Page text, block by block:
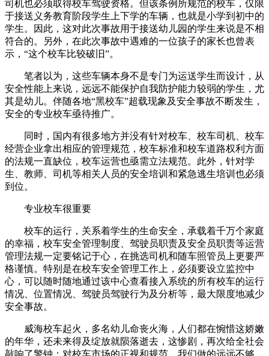
司机也必须取得校车驾驶资格。但该条例所规范的校车，仅限
于接送义务教育阶段学生上下学的车辆，也就是小学到初中的
学生。因此，这对此次事故用于接送幼儿园的学生来说是不相
符合的。另外，在此次事故中遇难的一位孩子的家长也曾表
示，“这个校车比较破旧”。
笔者以为，这些车辆本身不是专门为运送学生而设计，从
安全性能上来说，远远不能保护自我防护能力较弱的学生，尤
其是幼儿。伴随各地“黑校车”超载现象及安全事故不断发生，
安全的专业校车亟待推广。
同时，国内有很多地方并没有针对校车、校车司机、校车
经营企业拿出相应的管理规范，校车标准和校车道路权利方面
的法规一直缺位，校车运营也亟需立法规范。此外，针对学
生、教师、司机等相关人员的安全培训和紧急逃生培训也必须
到位。
专业校车很重要
校车的运行，关系着学生的生命安全，承载着千万个家庭
的幸福，校车安全管理制度、驾驶员职责及安全员职责等运营
管理法规一定要铭记于心，在挑选司机和随车照管员上更要严
格谨慎。特别是在校车安全管理工作上，必须要设立监控中
心，可以随时随地通过该中心查看接入系统的所有校车的运行
情况、位置情况、驾驶员驾驶行为及分析等，最大限度地减少
安全事故。
威海校车起火，多名幼儿命丧火海，人们都在惋惜这娇嫩
的年华，还未来得及绽放就陨落逝去，这惨剧，再次给全社会
敲响了警钟：对校车市场的正视和规范，我们做的远远不够。